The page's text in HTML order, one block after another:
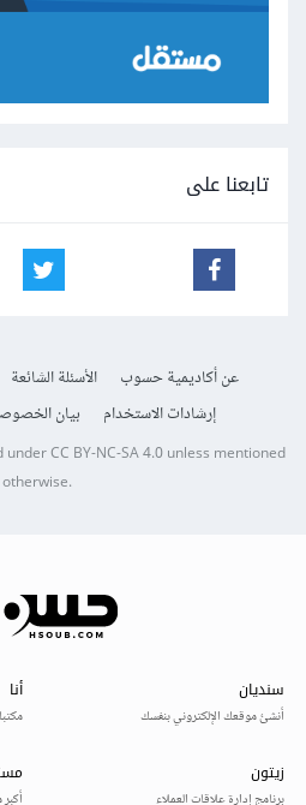
تابعنا على
عن أكاديمية حسوب الأسئلة الشائعة
إرشادات الاستخدام
بيان
underCC BY-NC-SA 4.0unless mentioned
otherwise.